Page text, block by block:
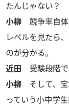
たんじゃない？
小柳 競争率自
レベルを見たら
のが分かる。
近田 受験段階で
小柳 そして、宝
っていう小中学